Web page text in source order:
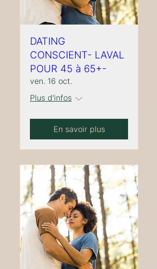
DATING
CONSCIENT- LAVAL
POUR 45 à 65+-
ven. 16 oct.
Plus d'infos
En savoir plus